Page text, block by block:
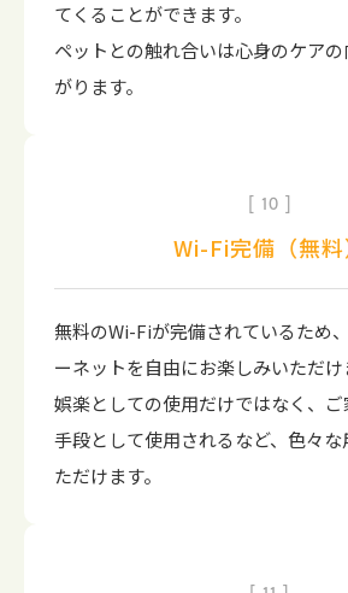
てくることができます。
ペットとの触れ合いは心身のケア
がります。
10
Wi-Fi完備（無料
無料のWi-Fiが完備されているため
ーネットを自由にお楽しみいただけ
娯楽としての使用だけではなく、
手段として使用されるなど、色々
ただけます。